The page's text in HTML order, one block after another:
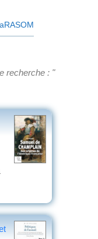
recherche : "